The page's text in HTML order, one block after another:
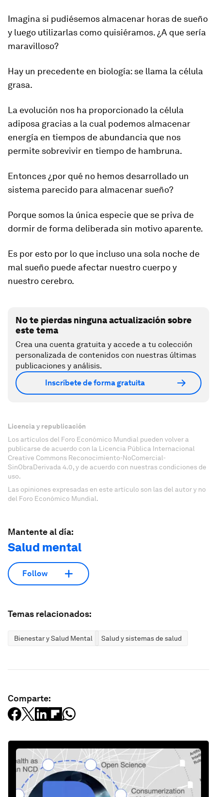
Imagina si pudiésemos almacenar horas de sueño
y luego utilizarlas como quisiéramos. ¿A que sería
maravilloso?
Hay un precedente en biología: se llama la célula
grasa.
La evolución nos ha proporcionado la célula
adiposa gracias a la cual podemos almacenar
energía en tiempos de abundancia que nos
permite sobrevivir en tiempo de hambruna.
Entonces ¿por qué no hemos desarrollado un
sistema parecido para almacenar sueño?
Porque somos la única especie que se priva de
dormir de forma deliberada sin motivo aparente.
Es por esto por lo que incluso una sola noche de
mal sueño puede afectar nuestro cuerpo y
nuestro cerebro.
No te pierdas ninguna actualización sobre
este tema
Crea una cuenta gratuita y accede a tu colección
personalizada de contenidos con nuestras últimas
publicaciones y análisis.
Inscríbete de forma gratuita
Licencia y republicación
Los artículos del Foro Económico Mundial pueden volver a
publicarse de acuerdo con la Licencia Pública Internacional
Creative Commons Reconocimiento-NoComercial-
SinObraDerivada 4.0, y de acuerdo con nuestras condiciones de
uso.
Las opiniones expresadas en este artículo son las del autor y no
del Foro Económico Mundial.
Mantente al día:
Salud mental
Follow
Temas relacionados:
Bienestar y Salud Mental Salud y sistemas de salud
Comparte: